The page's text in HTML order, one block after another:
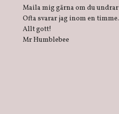
Maila mig gärna om du
Ofta svarar jag inom en timme.
Allt gott!
Mr Humblebee